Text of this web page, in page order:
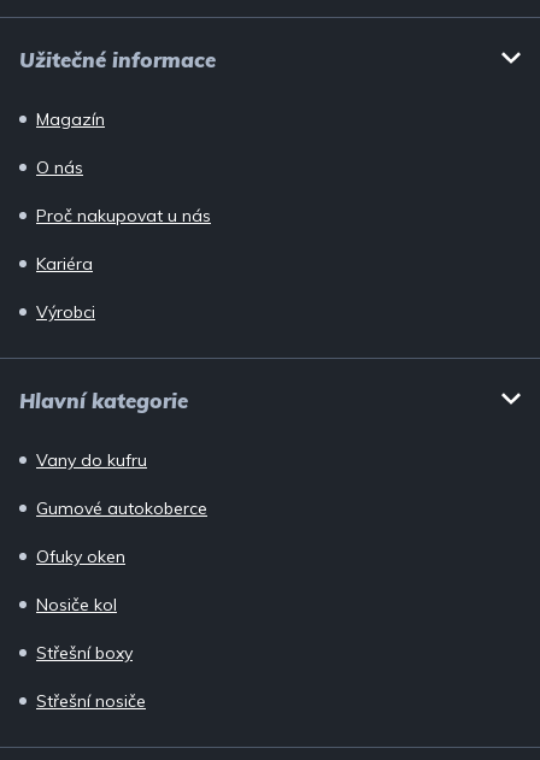
Užitečné informace
Magazín
O nás
Proč nakupovat u nás
Kariéra
Výrobci
Hlavní kategorie
Vany do kufru
Gumové autokoberce
Ofuky oken
Nosiče kol
Střešní boxy
Střešní nosiče